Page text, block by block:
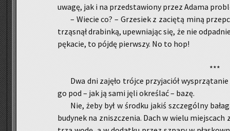
uwagę, jak i na przed­sta­wio­ny przez Adama
– Wie­cie co? – Grze­siek z za­cię­tą miną
trzą­snął dra­bin­ką, upew­nia­jąc się, że nie
pę­ka­cie, to pójdę pierw­szy. No to hop!
***
Dwa dni za­ję­ło trój­ce przy­ja­ciół
go pod – jak ją sami jęli okre­ślać – bazę.
Nie, żeby był w środ­ku jakiś szcze­gól­ny
bu­dy­nek na znisz­cze­nia. Dach w wielu miej­scach